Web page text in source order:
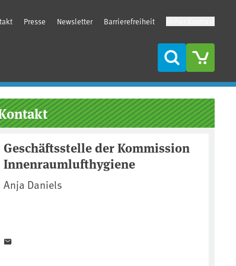
Presse Newsletter Barrierefreiheit
Suche
Geschäftsstelle der Kommission
Innenraumlufthygiene
Anja Daniels